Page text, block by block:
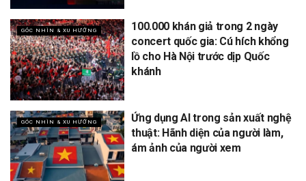
GÓC NHÌN & XU HƯỚNG
100.000 khán giả trong 2 ngày
concert quốc gia: Cú hích khổng
lồ cho Hà Nội trước dịp Quốc
khánh
GÓC NHÌN & XU HƯỚNG
Ứng dụng AI trong sản xuất nghệ
thuật: Hãnh diện của người làm,
ám ảnh của người xem